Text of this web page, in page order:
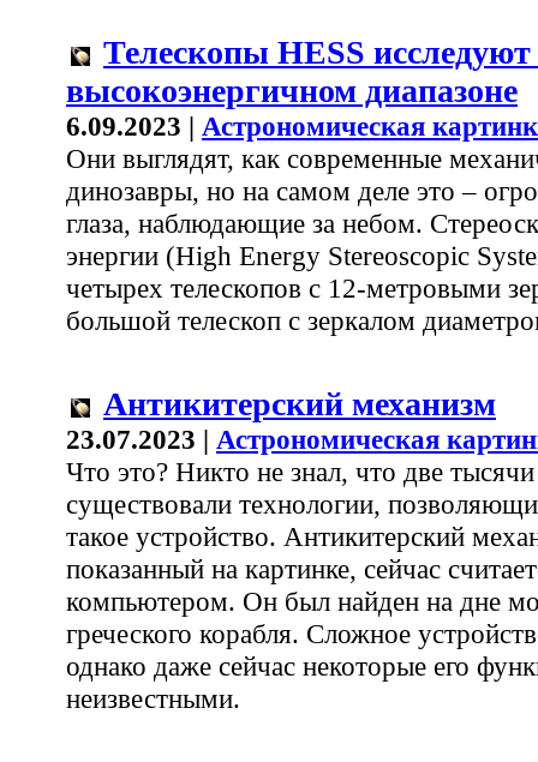
Телескопы HESS исследуют
высокоэнергичном диапазоне
6.09.2023 | Астрономическая
Они выглядят, как современные
динозавры, но на самом деле это –
глаза, наблюдающие за небом.
энергии (High Energy Stereoscopic
четырех телескопов с 12-метровыми
большой телескоп с зеркалом
Антикитерский механизм
23.07.2023 | Астрономическая
Что это? Никто не знал, что две тысячи
существовали технологии,
такое устройство. Антикитерский
показанный на картинке, сейчас
компьютером. Он был найден на дне
греческого корабля. Сложное
однако даже сейчас некоторые его
неизвестными.